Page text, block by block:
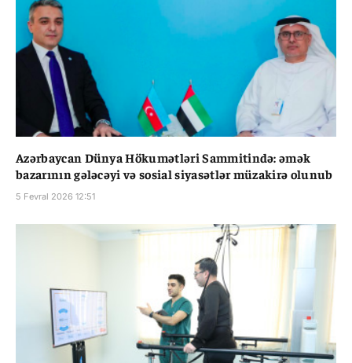
Azərbaycan Dünya Hökumətləri Sammitində: əmək
bazarının gələcəyi və sosial siyasətlər müzakirə olunub
5 Fevral 2026 12:51